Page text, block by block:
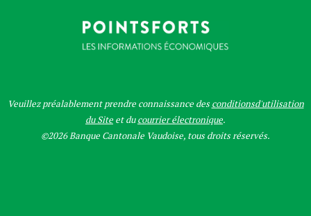
Veuillez préalablement prendre connaissance desconditionsd'utilisation
du Site et ducourrier électronique.
©2026 Banque Cantonale Vaudoise, tous droits réservés.